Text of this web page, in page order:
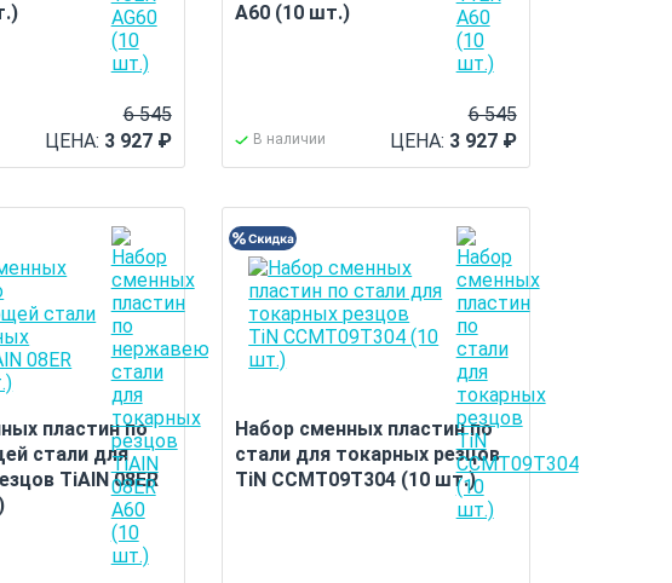
ЦЕНА: 3 927 ₽
6 545
A60 (10 шт.)
В наличии ЦЕНА: 3 927 ₽
6 545
пластин по
стали для
TiAlN 08ER
Набор сменных пластин по
стали для токарных резцов
TiN CCMT09T304 (10 шт.)